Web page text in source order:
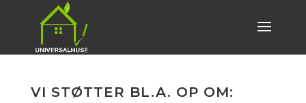
VI STØTTER BL.A. OP OM: